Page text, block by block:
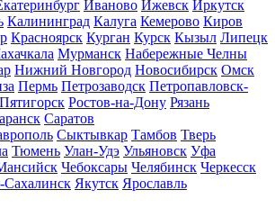
Иваново Ижевск Иркутск
Калининград Калуга Кемерово Киров
Красноярск Курган Курск Кызыл Липецк
Мурманск Набережные Челны
Нижний Новгород Новосибирск Омск
Пермь Петрозаводск Петропавловск-
Пятигорск Ростов-на-Дону Рязань
Саратов
Сыктывкар Тамбов Тверь
Тюмень Улан-Удэ Ульяновск Уфа
Чебоксары Челябинск Черкесск
Якутск Ярославль